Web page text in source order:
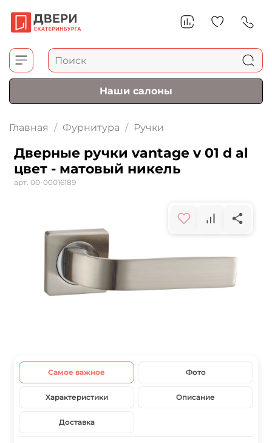
Наши салоны
Главная Фурнитура Ручки
Дверные ручки vantage v 01 d al
цвет - матовый никель
арт. 00-00016189
Самое важное Фото
Характеристики Описание
Доставка